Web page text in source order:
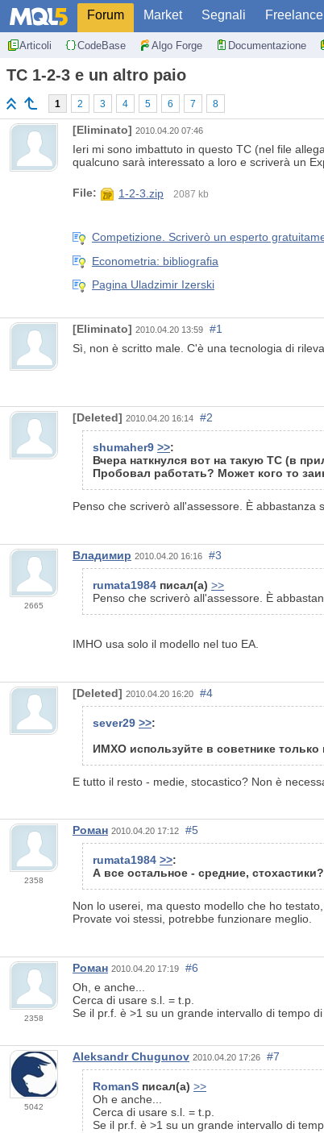
Forum Market Segnali Freelance
Articoli CodeBase Algo Forge Documentazione
TC 1-2-3 e un altro paio
1 2 3 4 5 6 7 8
[Eliminato] 2010.04.20 07:46
Ieri mi sono imbattuto in questo TC (nel file
qualcuno sarà interessato a loro e scriverà un
File: 1-2-3.zip 2087 kb
Competizione. Scriverò un esperto
Econometria: bibliografia
Pagina Uladzimir Izerski
[Eliminato] 2010.04.20 13:59
#1
Sì, non è scritto male. C'è una tecnologia di
[Deleted] 2010.04.20 16:14 #2
shumaher9 >>:
Вчера наткнулся вот на такую ТС (в
Пробовал работать? Может кого то
Penso che scriverò all'assessore. È abbastanza
2665
Владимир 2010.04.20 16:16 #3
rumata1984 писал(а) >>
Penso che scriverò all'assessore. È
IMHO usa solo il modello nel tuo EA.
[Deleted] 2010.04.20 16:20 #4
sever29 >>:
ИМХО используйте в советнике только
E tutto il resto - medie, stocastico? Non è
2358
Роман 2010.04.20 17:12 #5
rumata1984 >>:
А все остальное - средние,
Non lo userei, ma questo modello che ho
Provate voi stessi, potrebbe funzionare meglio.
2358
Роман 2010.04.20 17:19
#6
Oh, e anche...
Cerca di usare s.l. = t.p.
Se il pr.f. è >1 su un grande intervallo di tempo
5042
Aleksandr Chugunov 2010.04.20 17:26 #7
RomanS писал(а) >>
Oh e anche...
Cerca di usare s.l. = t.p.
Se il pr.f. è >1 su un grande intervallo di